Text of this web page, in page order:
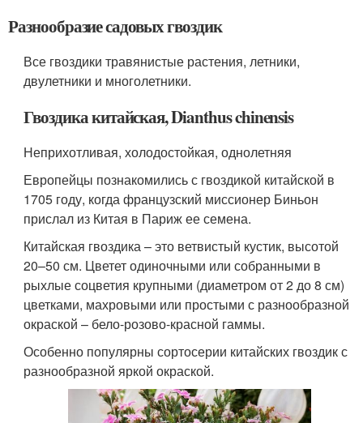
Разнообразие садовых гвоздик
Все гвоздики травянистые растения, летники,
двулетники и многолетники.
Гвоздика китайская, Dianthus chinensis
Неприхотливая, холодостойкая, однолетняя
Европейцы познакомились с гвоздикой китайской в
1705 году, когда французский миссионер Биньон
прислал из Китая в Париж ее семена.
Китайская гвоздика – это ветвистый кустик, высотой
20–50 см. Цветет одиночными или собранными в
рыхлые соцветия крупными (диаметром от 2 до 8 см)
цветками, махровыми или простыми с разнообразной
окраской – бело-розово-красной гаммы.
Особенно популярны сортосерии китайских гвоздик с
разнообразной яркой окраской.